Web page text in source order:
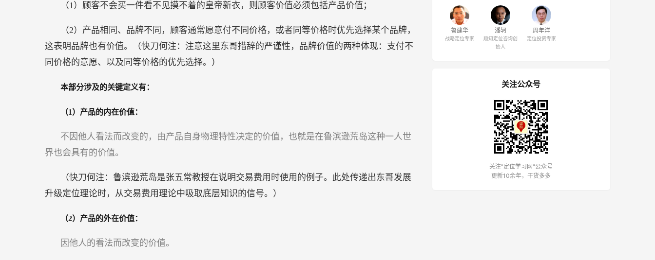
（1）顾客不会买一件看不见摸不着的皇帝新衣，则顾客价值必须包括产品价值；
（2）产品相同、品牌不同，顾客通常愿意付不同价格，或者同等价格时优先选择某个品牌，
这表明品牌也有价值。（快刀何注：注意这里东哥措辞的严谨性，品牌价值的两种体现：支付不
同价格的意愿、以及同等价格的优先选择。）
本部分涉及的关键定义有：
（1）产品的内在价值：
不因他人看法而改变的，由产品自身物理特性决定的价值，也就是在鲁滨逊荒岛这种一人世
界也会具有的价值。
（快刀何注：鲁滨逊荒岛是张五常教授在说明交易费用时使用的例子。此处传递出东哥发展
升级定位理论时，从交易费用理论中吸取底层知识的信号。）
（2）产品的外在价值：
因他人的看法而改变的价值。
鲁建华
战略定位专家
潘轲
顺知定位咨询创
始人
周年洋
定位投资专家
关注公众号
关注"定位学习网"公众号
更新10余年，干货多多